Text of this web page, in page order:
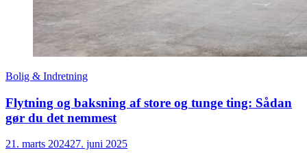
Bolig & Indretning
Flytning og baksning af store og tunge ting: Sådan
gør du det nemmest
21. marts 202427. juni 2025